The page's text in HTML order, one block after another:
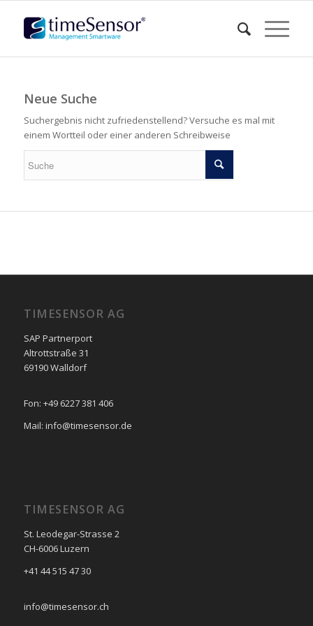
Neue Suche
Suchergebnis nicht zufriedenstellend? Versuche es mal mit
einem Wortteil oder einer anderen Schreibweise
TIMESENSOR AG
SAP Partnerport
Altrottstraße 31
69190 Walldorf
Fon: +49 6227 381 406
Mail: info@timesensor.de
TIMESENSOR AG
St. Leodegar-Strasse 2
CH-6006 Luzern
+41 44 515 47 30
info@timesensor.ch